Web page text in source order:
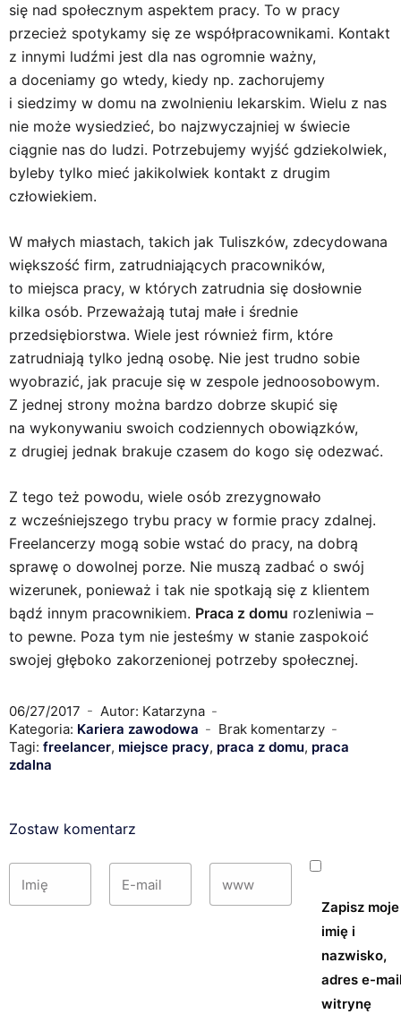
się nad społecznym aspektem pracy. To w pracy
przecież spotykamy się ze współpracownikami. Kontakt
z innymi ludźmi jest dla nas ogromnie ważny,
a doceniamy go wtedy, kiedy np. zachorujemy
i siedzimy w domu na zwolnieniu lekarskim. Wielu z nas
nie może wysiedzieć, bo najzwyczajniej w świecie
ciągnie nas do ludzi. Potrzebujemy wyjść gdziekolwiek,
byleby tylko mieć jakikolwiek kontakt z drugim
człowiekiem.
W małych miastach, takich jak Tuliszków, zdecydowana
większość firm, zatrudniających pracowników,
to miejsca pracy, w których zatrudnia się dosłownie
kilka osób. Przeważają tutaj małe i średnie
przedsiębiorstwa. Wiele jest również firm, które
zatrudniają tylko jedną osobę. Nie jest trudno sobie
wyobrazić, jak pracuje się w zespole jednoosobowym.
Z jednej strony można bardzo dobrze skupić się
na wykonywaniu swoich codziennych obowiązków,
z drugiej jednak brakuje czasem do kogo się odezwać.
Z tego też powodu, wiele osób zrezygnowało
z wcześniejszego trybu pracy w formie pracy zdalnej.
Freelancerzy mogą sobie wstać do pracy, na dobrą
sprawę o dowolnej porze. Nie muszą zadbać o swój
wizerunek, ponieważ i tak nie spotkają się z klientem
bądź innym pracownikiem. Praca z domu rozleniwia –
to pewne. Poza tym nie jesteśmy w stanie zaspokoić
swojej głęboko zakorzenionej potrzeby społecznej.
06/27/2017
Autor: Katarzyna
Kategoria: Kariera zawodowa
Brak komentarzy
Tagi: freelancer, miejsce pracy, praca z domu, praca
zdalna
Zostaw komentarz
Zapisz moje
imię i
nazwisko,
adres e-
witrynę